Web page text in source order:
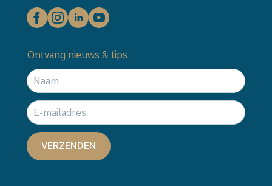
Ontvang nieuws & tips
VERZENDEN